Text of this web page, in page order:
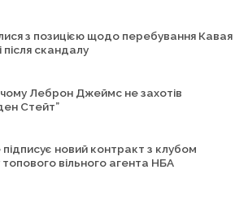
з позицією щодо перебування Кавая
скандалу
Леброн Джеймс не захотів
Стейт”
новий контракт з клубом
вільного агента НБА